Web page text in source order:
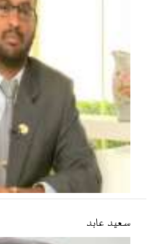
سعید عابد